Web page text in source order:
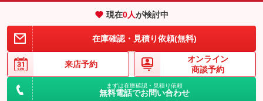
現在0人が検討中
在庫確認・見積り依頼(無料)
来店予約
オンライン
商談予約
まずは在庫確認・見積り依頼
無料電話でお問い合わせ